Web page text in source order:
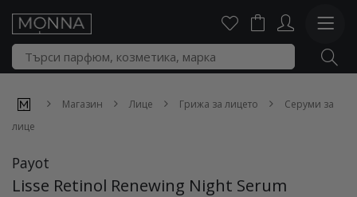
Магазин Лице Грижа за лицето
Серуми за
лице
Payot
Lisse Retinol Renewing Night Serum